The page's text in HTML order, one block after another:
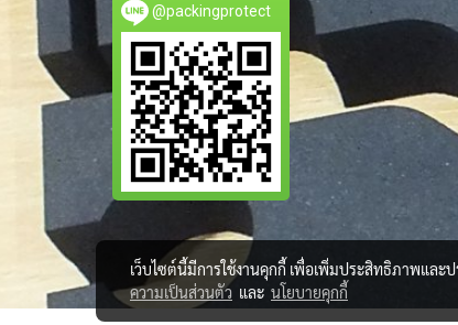
@packingprotect
เว็บไซต์นี้มีการใช้งานคุกกี้ เพื่อเพิ่มประสิทธิภาพและ
ความเป็นส่วนตัว และ นโยบายคุกกี้